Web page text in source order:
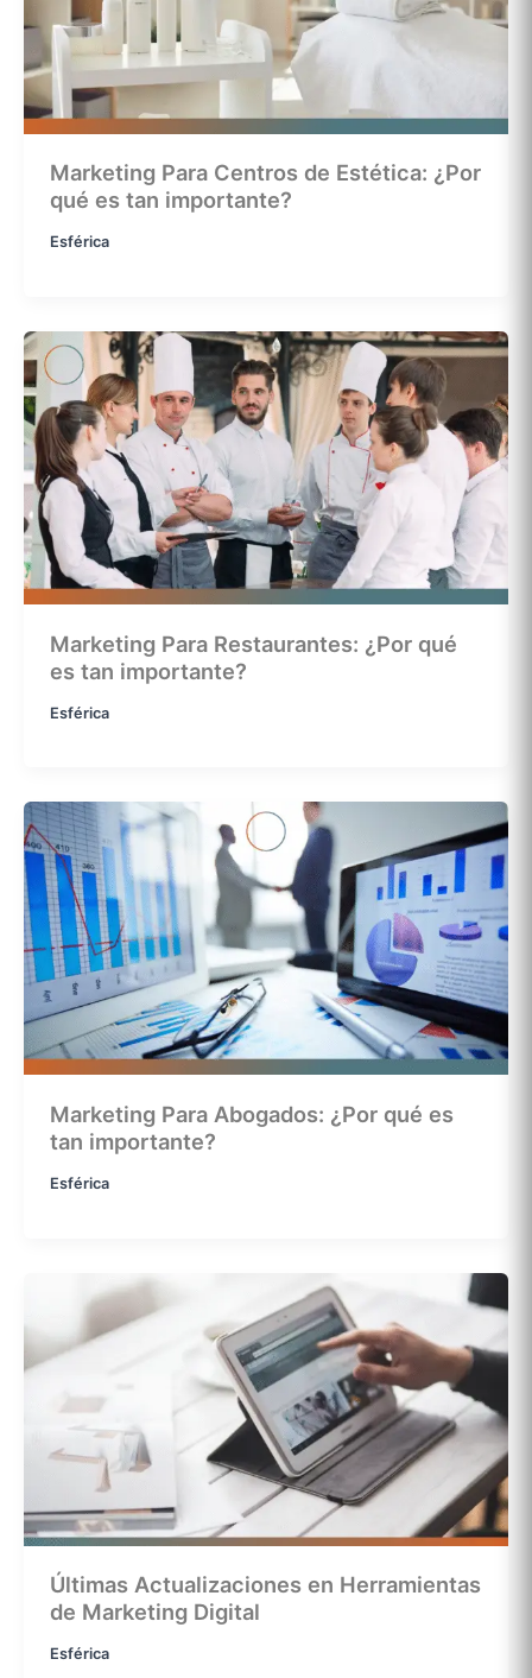
Marketing Para Centros de Estética: ¿Por
qué es tan importante?
Esférica
Marketing Para Restaurantes: ¿Por qué
es tan importante?
Esférica
Marketing Para Abogados: ¿Por qué es
tan importante?
Esférica
Últimas Actualizaciones en Herramientas
de Marketing Digital
Esférica